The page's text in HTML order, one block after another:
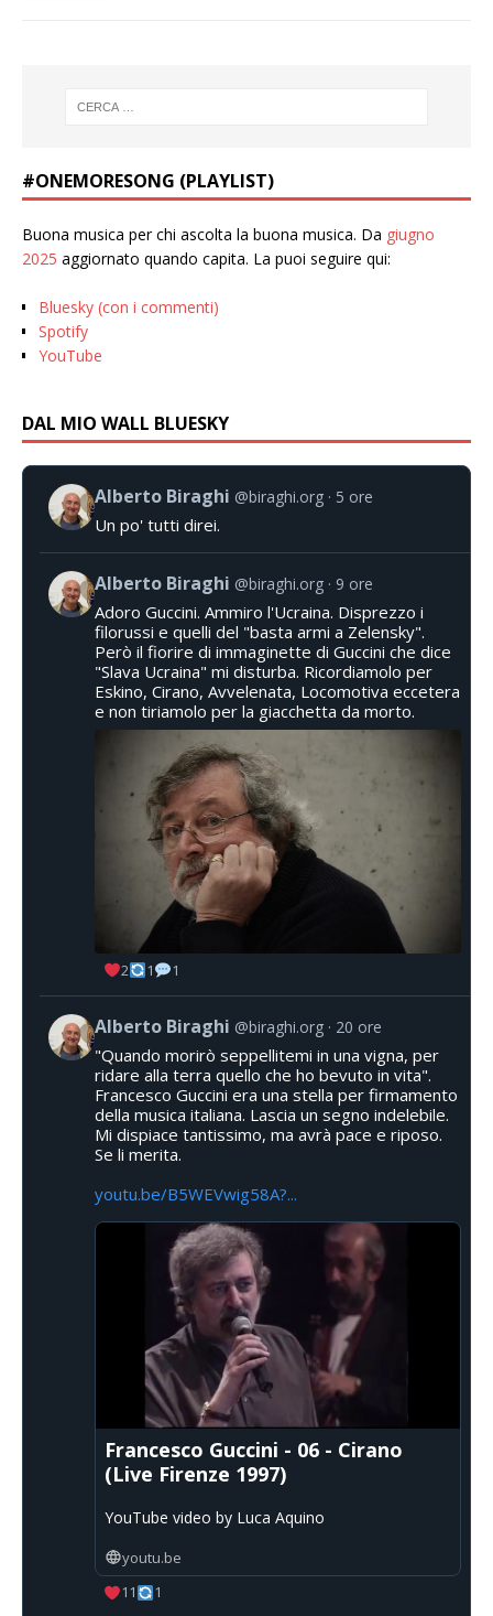
#ONEMORESONG (PLAYLIST)
Buona musica per chi ascolta la buona musica. Da giugno
2025 aggiornato quando capita. La puoi seguire qui:
Bluesky (con i commenti)
Spotify
YouTube
DAL MIO WALL BLUESKY
Alberto Biraghi @biraghi.org 5 ore
Un po' tutti direi.
Alberto Biraghi @biraghi.org 9 ore
Adoro Guccini. Ammiro l'Ucraina. Disprezzo i
filorussi e quelli del "basta armi a Zelensky".
Però il fiorire di immaginette di Guccini che dice
"Slava Ucraina" mi disturba. Ricordiamolo per
Eskino, Cirano, Avvelenata, Locomotiva eccetera
e non tiriamolo per la giacchetta da morto.
2 1 1
Alberto Biraghi @biraghi.org 20 ore
"Quando morirò seppellitemi in una vigna, per
ridare alla terra quello che ho bevuto in vita".
Francesco Guccini era una stella per firmamento
della musica italiana. Lascia un segno indelebile.
Mi dispiace tantissimo, ma avrà pace e riposo.
Se li merita.
youtu.be/B5WEVwig58A?...
Francesco Guccini - 06 - Cirano
(Live Firenze 1997)
YouTube video by Luca Aquino
youtu.be
11
1